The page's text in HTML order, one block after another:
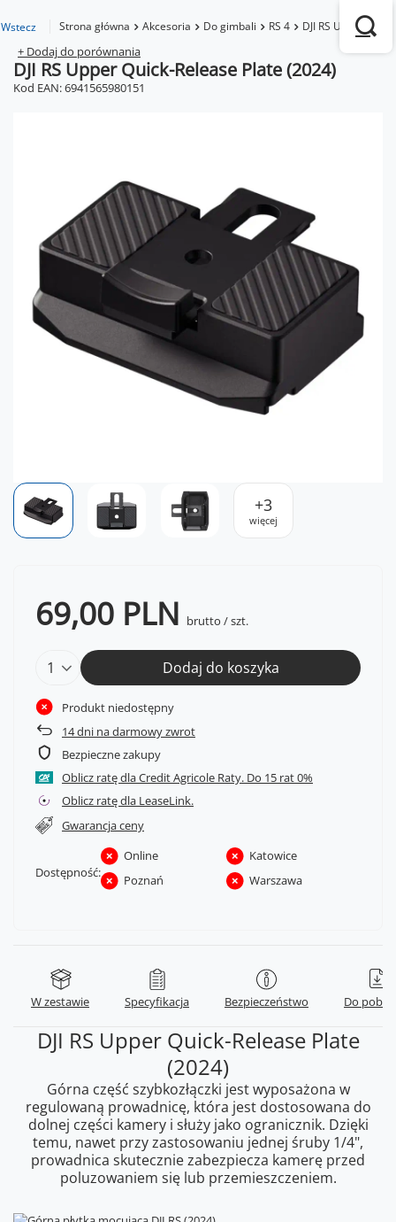
Wstecz Strona główna Akcesoria Do gimbali RS 4 DJI RS Upper
+ Dodaj do porównania
DJI RS Upper Quick-Release Plate (2024)
Kod EAN: 6941565980151
+3
więcej
69,00 PLN brutto /szt.
Dodaj do koszyka
Produkt niedostępny
14dni na darmowy zwrot
Bezpieczne zakupy
Oblicz ratę dla Credit Agricole Raty.
Oblicz ratę dla LeaseLink.
Gwarancja ceny
Dostępność:
Online
Katowice
Poznań
Warszawa
W zestawie Specyfikacja Bezpieczeństwo Do
DJI RS Upper Quick-Release Plate
(2024)
Górna część szybkozłączki jest wyposażona w
regulowaną prowadnicę, która jest dostosowana do
dolnej części kamery i służy jako ogranicznik. Dzięki
temu, nawet przy zastosowaniu jednej śruby 1/4",
prowadnica skutecznie zabezpiecza kamerę przed
poluzowaniem się lub przemieszczeniem.